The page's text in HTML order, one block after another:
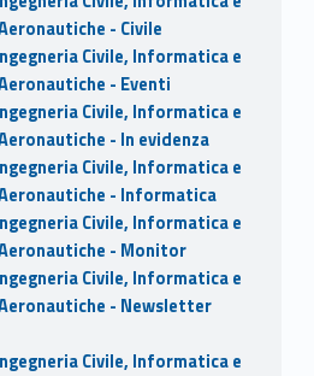
- Civile
Civile, Informatica e
- Eventi
Civile, Informatica e
- In evidenza
Civile, Informatica e
- Informatica
Civile, Informatica e
- Monitor
Civile, Informatica e
- Newsletter
Civile, Informatica e